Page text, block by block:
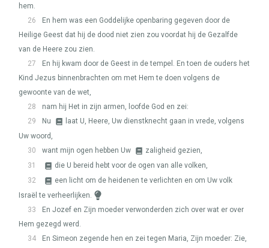
hem.
26
En hem was een Goddelijke openbaring gegeven door de
Heilige Geest dat hij de dood niet zien zou voordat hij de Gezalfde
van de Heere zou zien.
27
En hij kwam door de Geest in de tempel. En toen de ouders het
Kind Jezus binnenbrachten om met Hem te doen volgens de
gewoonte van de wet,
28
nam hij Het in zijn armen, loofde God en zei:
29
Nu
laat U, Heere, Uw dienstknecht gaan in vrede, volgens
Uw woord,
30
want mijn ogen hebben Uw
zaligheid gezien,
31
die U bereid hebt voor de ogen van alle volken,
32
een licht om de heidenen te verlichten en om Uw volk
Israël te verheerlijken.
33
En Jozef en Zijn moeder verwonderden zich over wat er over
Hem gezegd werd.
34
En Simeon zegende hen en zei tegen Maria, Zijn moeder: Zie,